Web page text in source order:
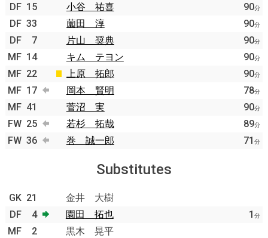
DF 15 小谷 祐喜 90分
DF 33 薗田 淳 90分
DF 7 片山 奨典 90分
MF 14 キム テヨン 90分
MF 22 上原 拓郎 90分
MF 17 岡本 賢明 78分
MF 41 菅沼 実 90分
FW 25 若杉 拓哉 89分
FW 36 巻 誠一郎 71 分
Substitutes
GK 21
金井 大樹
DF
4 園田 拓也 1 分
MF 2
黒木 晃平